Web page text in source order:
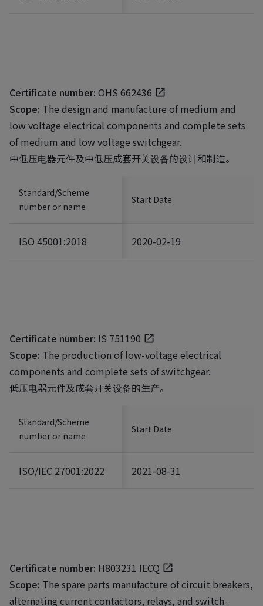
Certificate number: OHS 662436
Scope: The design and manufacture of medium and
low voltage electrical components and complete sets
of medium and low voltage switchgear.
中低压电器元件及中低压成套开关设备的设计和制造。
Standard/Scheme
number or name
Start Date
ISO 45001:2018 2020-02-19
Certificate number: IS 751190
Scope: The production of low-voltage electrical
components and complete sets of switchgear.
低压电器元件及成套开关设备的生产。
Standard/Scheme
number or name
Start Date
ISO/IEC 27001:2022 2021-08-31
Certificate number: H803231 IECQ
Scope: The spare parts manufacture of circuit breakers,
alternating current contactors, relays, and switch-